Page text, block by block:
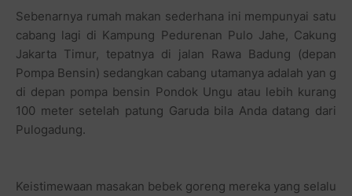
Sebenarnya rumah makan sederhana ini mempunyai satu
cabang lagi di Kampung Pedurenan Pulo Jahe, Cakung
Jakarta Timur, tepatnya di jalan Rawa Badung (depan
Pompa Bensin) sedangkan cabang utamanya adalah yan g
di depan pompa bensin Pondok Ungu atau lebih kurang
100 meter setelah patung Garuda bila Anda datang dari
Pulogadung.
Keistimewaan masakan bebek goreng mereka yang selalu